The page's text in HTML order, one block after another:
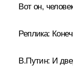
Вот он,
Реплика:
В.Путин: И